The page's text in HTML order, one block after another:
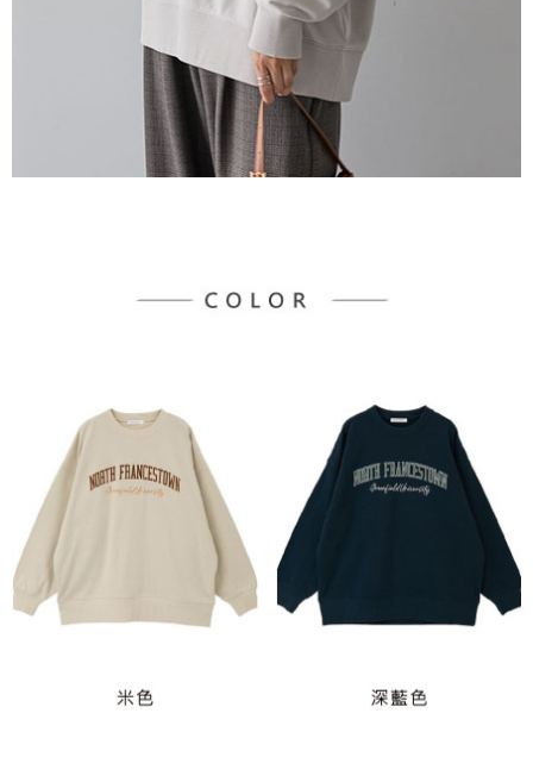
「AFTEE先享後付」，若未經同意申辦者引起之損失，本公司不負相關責
４．使用「AFTEE先享後付」時，將依據個別帳號之用戶狀況，依本公司即
時審查核予不同之上限額度；若仍有額度不足之情形，本公司將視審查結果
請求用戶進行身份認證。
５．嚴禁一人註冊多個帳號或使用他人資訊註冊。若發現惡意使用之情形，
恩沛科技股份有限公司將有權停止該用戶之使用額度並採取法律行動。
每筆NT$90，滿NT$888(含以上)免運費